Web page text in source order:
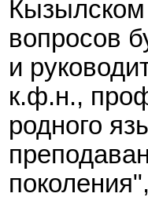
Кызылском
вопросов
и
к.ф.н.,
родного